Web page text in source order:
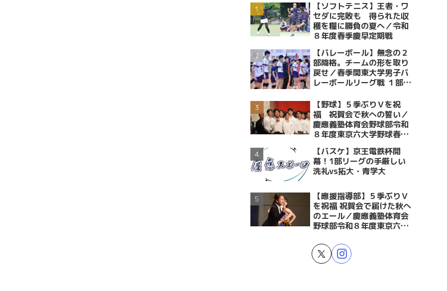
【ソフトテニス】王者・ワ
セダに完敗も 得られた収
穫を糧に勝負の夏へ／令和
８年度春季慶早定期戦
【バレーボール】無念の２
部降格。チームの形を取り
戻せ／春季関東大学男子バ
レーボールリーグ戦 １部・
【野球】５季ぶりＶを祝
福 祝賀会で秋への誓い／
慶應義塾体育会野球部令和
８年度東京六大学野球春季
～
【バスケ】京王電鉄杯開
幕！1部リーグの手厳しい
洗礼vs拓大・青学大
【應援指導部】５季ぶりＶ
を祝福 祝賀会で届けた秋へ
のエール／慶應義塾体育会
野球部令和８年度東京六大
賀会～後編～